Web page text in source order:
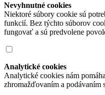
Nevyhnutné cookies
Niektoré súbory cookie sú
funkcií. Bez týchto súborov
fungovať a sú predvolene
Analytické cookies
Analytické cookies nám
zhromažďovaním a podávaním